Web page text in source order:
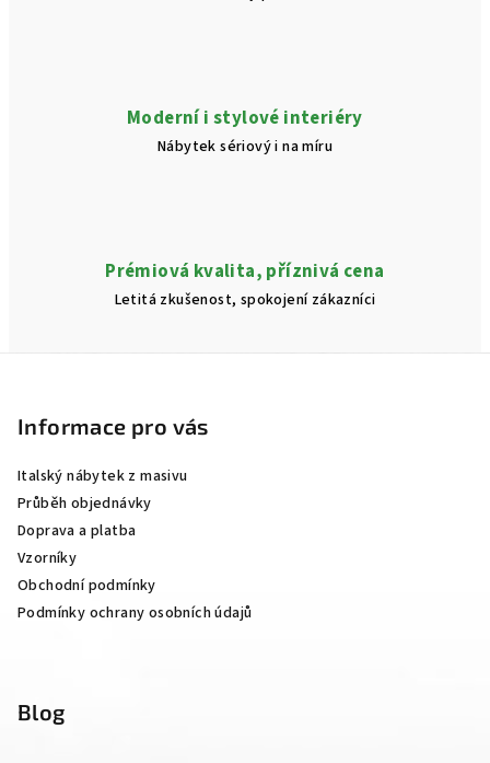
Moderní i stylové interiéry
Nábytek sériový i na míru
Prémiová kvalita, příznivá cena
Letitá zkušenost, spokojení zákazníci
Informace pro vás
Italský nábytek z masivu
Průběh objednávky
Doprava a platba
Vzorníky
Obchodní podmínky
Podmínky ochrany osobních údajů
Blog